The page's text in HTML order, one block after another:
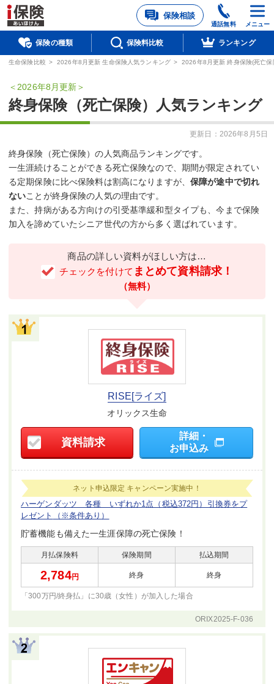
保険相談
通話無料 メニュー
保険の種類 保険料比較 ランキング
生命保険比較 > 2026年8月更新 生命保険人気ランキング > 2026年8月更新終身保険(死亡
2026年8月更新
終身保険（死亡保険）人気ランキング
更新日： 2026年8月5日
終身保険（死亡保険）の人気商品ランキングです。
一生涯続けることができる死亡保険なので、期間が限定されてい
る定期保険に比べ保険料は割高になりますが、 保障が途中で切れ
ないことが終身保険の人気の理由です。
また、持病がある方向けの引受基準緩和型タイプも、今まで保険
加入を諦めていたシニア世代の方から多く選ばれています。
商品の詳しい資料がほしい方は…
チェックを付けて まとめて資料請求！
（無料）
RISE[ライズ]
オリックス生命
資料請求
詳細・
お申込み
ネット申込限定 キャンペーン実施中！
ハーゲンダッツ 各種 いずれか1点（税込372円）引換券をプ
レゼント
（※条件あり）
貯蓄機能も備えた一生涯保障の死亡保険！
月払保険料 保険期間 払込期間
2,784円 終身 終身
「300万円/終身払」に30歳（女性）が加入した場合
ORIX2025-F-036